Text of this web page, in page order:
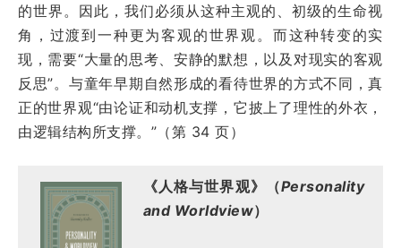
的世界。因此，我们必须从这种主观的、初级的生命视
角，过渡到一种更为客观的世界观。而这种转变的实
现，需要“大量的思考、安静的默想，以及对现实的客观
反思”。与童年早期自然形成的看待世界的方式不同，真
正的世界观“由论证和动机支撑，它披上了理性的外衣，
由逻辑结构所支撑。”（第 34 页）
《人格与世界观》（Personality
and Worldview）